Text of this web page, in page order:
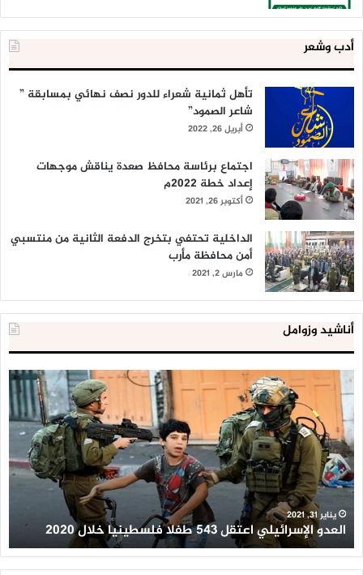
أدب وشعر
تأهل ثمانية شعراء للدور نصف نهائي بمسابقة ”
شاعر الصمود”
أبريل 26, 2022
اجتماع برئاسة محافظ صعدة يناقش موجهات
إعداد خطة 2022م
أكتوبر 26, 2021
الداخلية تحتفي بتخرج الدفعة الثانية من منتسبي
أمن محافظة مأرب
مارس 2, 2021
أناشيد وزوامل
العدو
الإسرائيلي
اعتقل
543
طفلا
فلسطينيا
خلال
2020
يناير 31, 2021
العدو الإسرائيلي اعتقل 543 طفلا فلسطينيا خلال 2020